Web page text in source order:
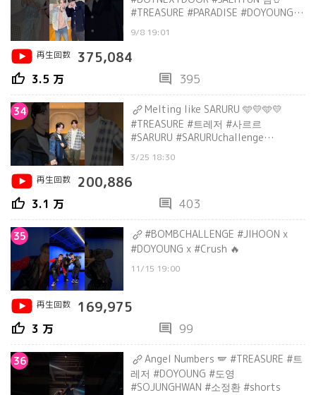
#TREASURE #PARADISE #DOYOUNG #
9/8 19:01
再生回数
375,084
thumb_up 3.5 万 comment 395
34
Melting like SARURU 🩵💛🩵💛
#TREASURE #트레저 #사르르
#SARURU #SARURUchallenge
#shorts
3/25 18:30
再生回数
200,886
thumb_up 3.1 万 comment 403
35
#BOMBCHALLENGE #JIHOON x
#DOYOUNG x #Crush 🔥
11/15 19:00
再生回数 169,975
thumb_up 3 万 comment 99
36
Angel Numbers 🪽 #TREASURE #트
레저 #DOYOUNG #도영
#SOJUNGHWAN #소정환 #shorts